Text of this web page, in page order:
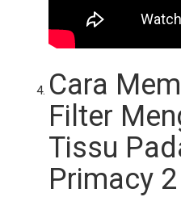
Cara
Filter
Tissu
Primacy 2